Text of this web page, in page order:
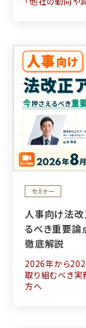
セミナー
人事向け法
るべき重要論
徹底解説
2026年から
取り組むべき実
方へ